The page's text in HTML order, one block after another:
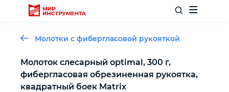
Отделочный инструмент
Молотки с фибергласовой рукояткой
Молоток слесарный optimal, 300 г,
фибергласовая обрезиненная рукоятка,
квадратный боек Matrix